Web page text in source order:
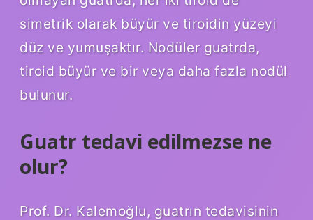
simetrik olarak büyür ve tiroidin yüzeyi
düz ve yumuşaktır. Nodüler guatrda,
tiroid büyür ve bir veya daha fazla nodül
bulunur.
Guatr tedavi edilmezse ne
olur?
Prof. Dr. Kalemoğlu, guatrın tedavisinin